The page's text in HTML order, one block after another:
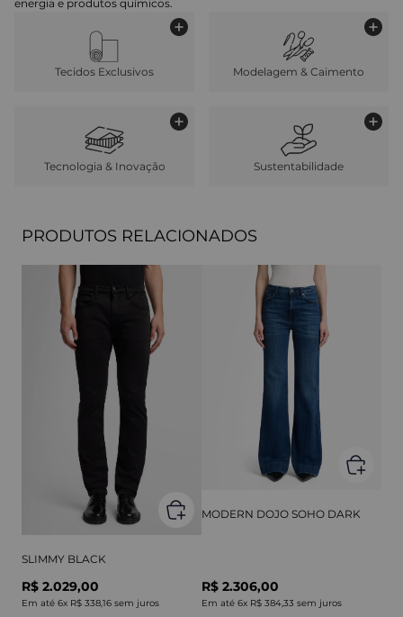
energia e produtos químicos.
Tecidos Exclusivos Modelagem & Caimento
Tecnologia & Inovação Sustentabilidade
PRODUTOS RELACIONADOS
SLIMMY BLACK
R$ 2.029,00
Em até 6x R$ 338,16 sem juros
MODERN DOJO SOHO DARK
R$ 2.306,00
Em até 6x R$ 384,33 sem juros